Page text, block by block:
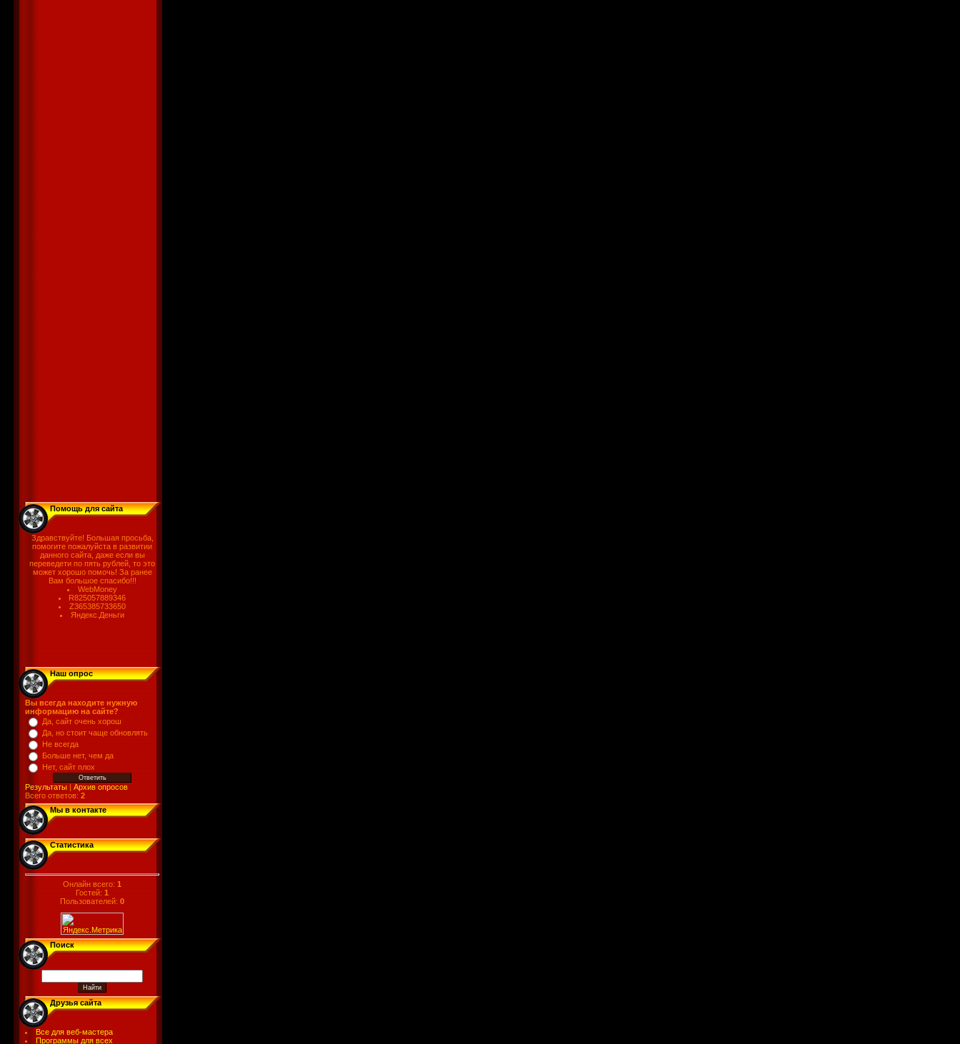
Помощь для сайта
Здравствуйте! Большая просьба,
помогите пожалуйста в развитии
данного сайта, даже если вы
переведети по пять рублей, то это
может хорошо помочь! За ранее
Вам большое спасибо!!!
WebMoney
R825057889346
Z365385733650
Яндекс.Деньги
Наш опрос
Вы всегда находите нужную
информацию на сайте?
Да, сайт очень хорош
Да, но стоит чаще обновлять
Не всегда
Больше нет, чем да
Нет, сайт плох
Результаты | Архив опросов
Всего ответов: 2
Мы в контакте
Статистика
Онлайн всего: 1
Гостей: 1
Пользователей: 0
Поиск
Друзья сайта
Все для веб-мастера
Программы для всех